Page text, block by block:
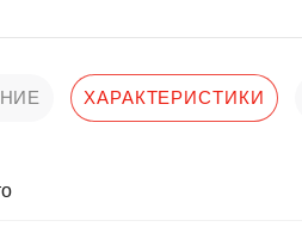
ХАРАКТЕРИСТИКИ